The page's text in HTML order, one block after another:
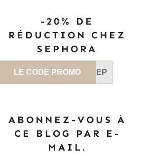
-20% DE
RÉDUCTION CHEZ
SEPHORA
LE CODE PROMO SEP
ABONNEZ-VOUS À
CE BLOG PAR E-
MAIL.